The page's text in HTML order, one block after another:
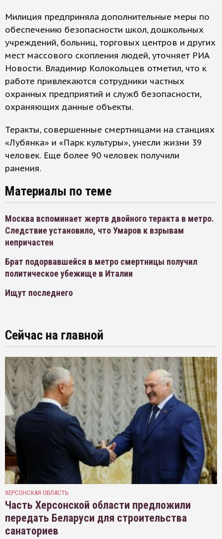
Милиция предприняла дополнительные меры по
обеспечению безопасности школ, дошкольных
учреждений, больниц, торговых центров и других
мест массового скопления людей, уточняет РИА
Новости. Владимир Колокольцев отметил, что к
работе привлекаются сотрудники частных
охранных предприятий и служб безопасности,
охраняющих данные объекты.
Теракты, совершенные смертницами на станциях
«Лубянка» и «Парк культуры», унесли жизни 39
человек. Еще более 90 человек получили
ранения.
Материалы по теме
Москва вспоминает жертв двойного теракта в метро.
Следствие установило, что Умаров к взрывам
непричастен
Брат подорвавшейся в метро смертницы получил
политическое убежище в Италии
Ищут последнего
Сейчас на главной
ХЕРСОНСКАЯ ОБЛАСТЬ
Часть Херсонской области предложили
передать Беларуси для строительства
санаториев